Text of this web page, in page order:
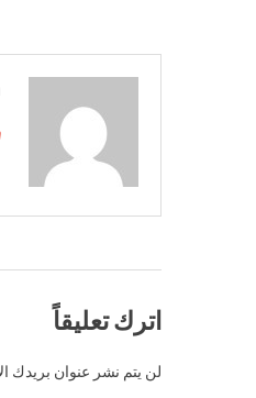
اترك تعليقاً
لن يتم نشر عنوان بريدك